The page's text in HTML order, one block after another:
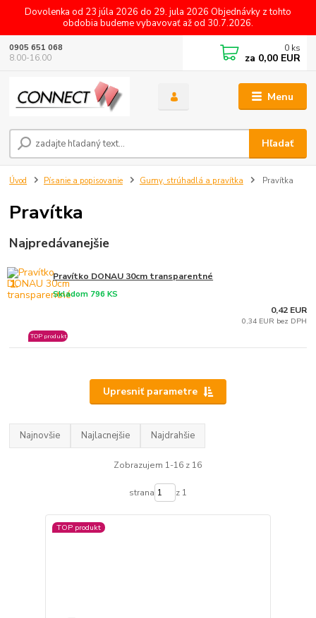
Dovolenka od 23 júla 2026 do 29. jula 2026 Objednávky z tohto
obdobia budeme vybavovať až od 30.7.2026.
Menu
Hľadať
0905 651 068
8.00-16.00
0 ks
za 0,00 EUR
Úvod Písanie a popisovanie Gumy, strúhadlá a pravítka Pravítka
Pravítka
Najpredávanejšie
1. Pravítko DONAU 30cm transparentné
Skladom 796 KS
TOP produkt
0,42 EUR
0,34 EUR bez DPH
Upresniť parametre
Najnovšie Najlacnejšie Najdrahšie
Zobrazujem 1-16 z 16
strana z 1
TOP produkt